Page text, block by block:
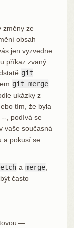
změny ze
obsah
jen vyzvedne
příkaz zvaný
git
git merge.
ukázky z
tím, že byla
--, podívá se
vaše současná
a pokusí se
a merge,
často
—